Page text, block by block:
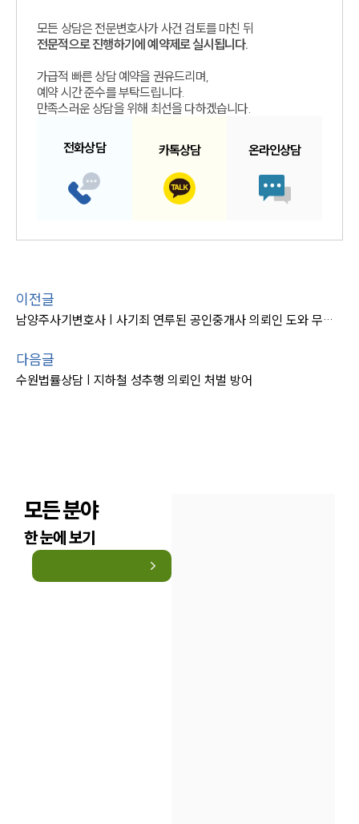
모든 상담은 전문변호사가 사건 검토를 마친 뒤
전문적으로 진행하기에 예약제로 실시됩니다.
가급적 빠른 상담 예약을 권유드리며,
예약 시간 준수를 부탁드립니다.
만족스러운 상담을 위해 최선을 다하겠습니다.
전화상담 카톡상담 온라인상담
이전글
남양주사기변호사 | 사기죄 연루된 공인중개사 의뢰인 도와 무죄 판결
다음글
수원법률상담 | 지하철 성추행 의뢰인 처벌 방어
모든 분야
한 눈에 보기